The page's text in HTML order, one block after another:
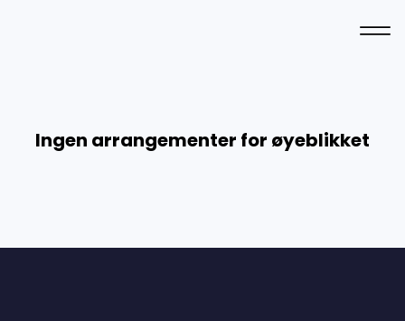
Ingen arrangementer for øyeblikket